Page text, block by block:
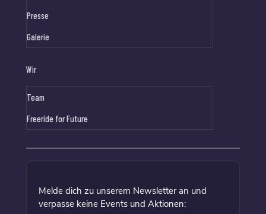
Presse
Galerie
Wir
Team
Freeride for Future
Melde dich zu unserem Newsletter an und
verpasse keine Events und Aktionen: